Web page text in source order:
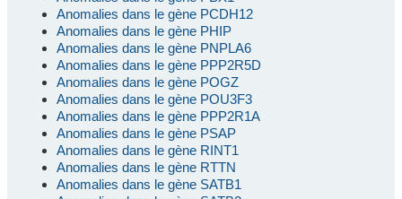
Anomalies dans le gène PCDH12
Anomalies dans le gène PHIP
Anomalies dans le gène PNPLA6
Anomalies dans le gène PPP2R5D
Anomalies dans le gène POGZ
Anomalies dans le gène POU3F3
Anomalies dans le gène PPP2R1A
Anomalies dans le gène PSAP
Anomalies dans le gène RINT1
Anomalies dans le gène RTTN
Anomalies dans le gène SATB1